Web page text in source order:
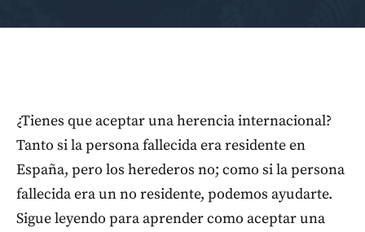
¿Tienes que aceptar una herencia internacional?
Tanto si la persona fallecida era residente en
España, pero los herederos no; como si la persona
fallecida era un no residente, podemos ayudarte.
Sigue leyendo para aprender como aceptar una